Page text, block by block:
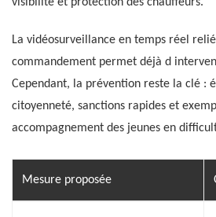
La vidéosurveillance en temps réel
commandement permet déjà d
Cependant, la prévention reste la clé :
citoyenneté, sanctions rapides et
accompagnement des jeunes en
Mesure proposée